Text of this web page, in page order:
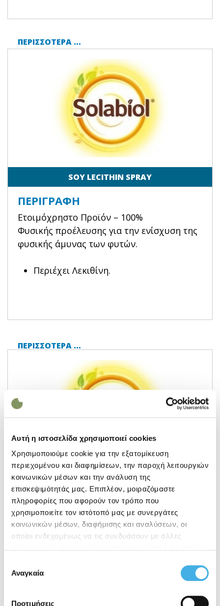
Αυτή η ιστοσελίδα χρησιμοποιεί cookies
Χρησιμοποιούμε cookie για την εξατομίκευση
περιεχομένου και διαφημίσεων, την παροχή λειτουργιών
κοινωνικών μέσων και την ανάλυση της
επισκεψιμότητάς μας. Επιπλέον, μοιραζόμαστε
πληροφορίες που αφορούν τον τρόπο που
χρησιμοποιείτε τον ιστότοπό μας με συνεργάτες
κοινωνικών μέσων, διαφήμισης και αναλύσεων, οι
οποίοι ενδεχομένως να τις συνδυάσουν με άλλες
των υπηρεσιών τους.
συγκατάθεσης
Αναγκαία
Προτιμήσεις
ΠΕΡΙΣΣΌΤΕΡΑ …
SOY LECITHIN SPRAY
ΠΕΡΙΓΡΑΦΉ
Ετοιμόχρηστο Προϊόν – 100%
Φυσικής προέλευσης για την ενίσχυση της
φυσικής άμυνας των φυτών.
Περιέχει Λεκιθίνη.
ΠΕΡΙΣΣΌΤΕΡΑ …
COPPER PLUS SPRAY
ΠΕΡΙΓΡΑΦΗ
Ετοιμόχρηστο προϊόν με προστατευτική
και θεραπευτική δράση στα φυτά.
ΕΓΓΥΗΜΕΝΗ ΣΥΝΘΕΣΗ